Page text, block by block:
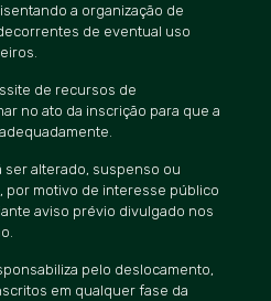
a organização de
de eventual uso
de recursos de
no ato da inscrição para que a
ser alterado, suspenso ou
por motivo de interesse público
aviso prévio divulgado nos
pelo deslocamento,
em qualquer fase da